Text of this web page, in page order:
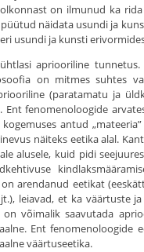
on ilmunud ka
näi­data usundi ja
usundi ja kunsti
apriooriline
on mitmes suhtes
(paratamatu ja
Ent fenomenoloogide
antud
näiteks eetika alal.
alusele, kuid pidi
arendanud eetikat
leiavad, et ka väärtuste
võimalik saavutada
Ent fenomenoloogide
väärtuseetika.